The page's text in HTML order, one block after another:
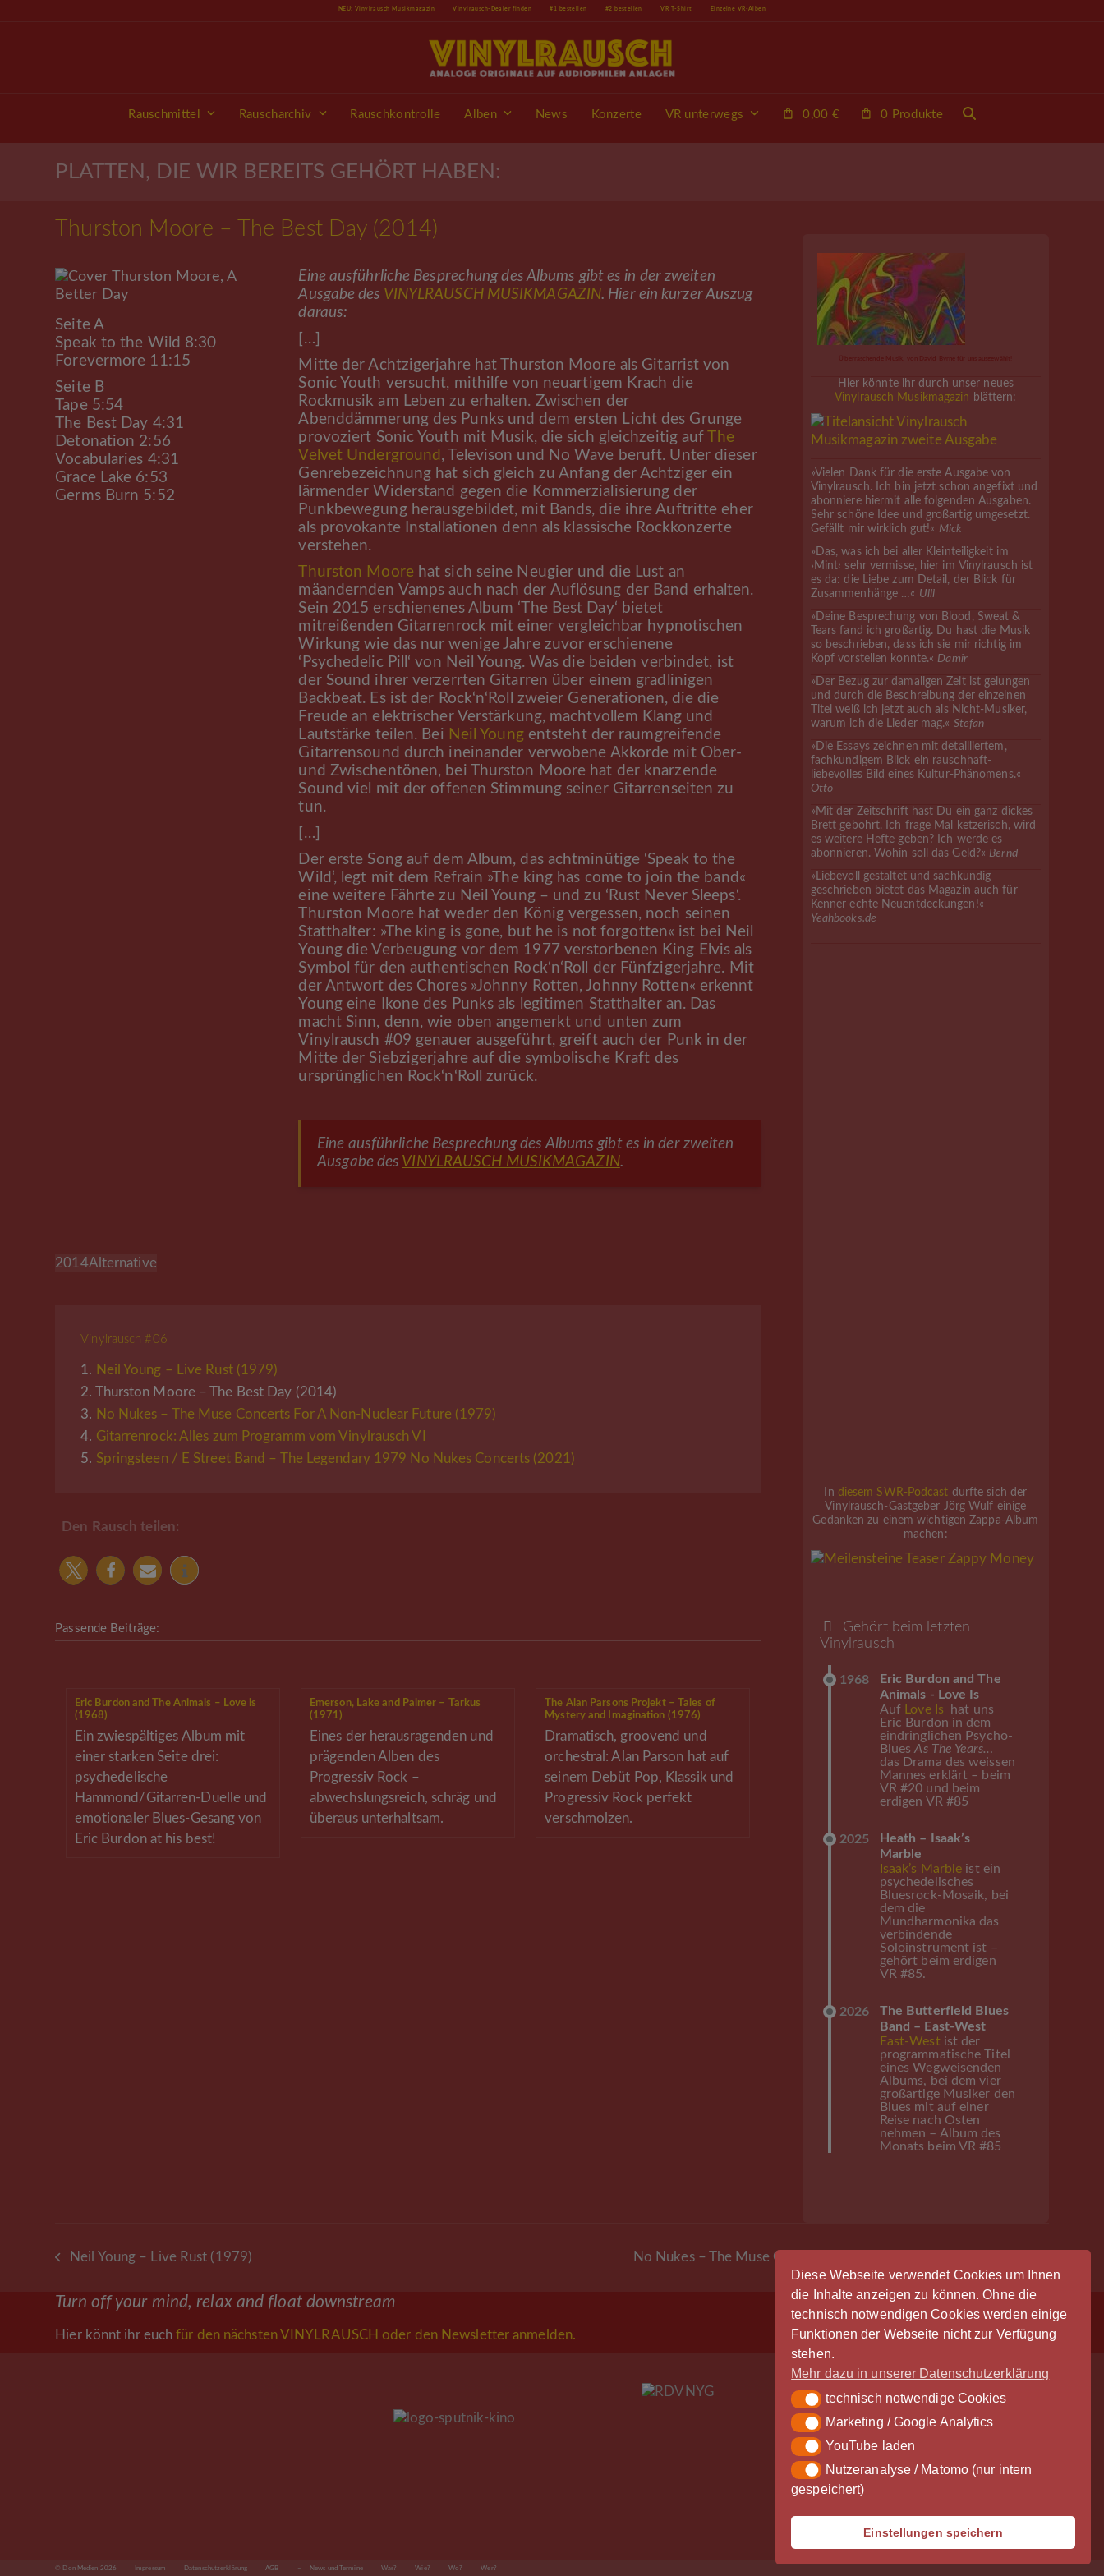
Diese Webseite verwendet Cookies um Ihnen
die Inhalte anzeigen zu können. Ohne die
technisch notwendigen Cookies werden einige
Funktionen der Webseite nicht zur Verfügung
stehen.
Mehr dazu in unserer Datenschutzerklärung
technisch notwendige Cookies
technisch notwendige Cookies
Marketing / Google Analytics
Marketing / Google Analytics
YouTube laden
YouTube laden
Nutzeranalyse / Matomo (nur intern gespeichert)
Nutzeranalyse / Matomo (nur intern
gespeichert)
Einstellungen speichern
NEU: Vinylrausch Musikmagazin Vinylrausch-Dealer finden #1 bestellen #2 bestellen VR T-Shirt Einzelne VR-Alben
Rauschmittel Rauscharchiv Rauschkontrolle Alben News Konzerte VR unterwegs 0,00 € 0 Produkte
PLATTEN, DIE WIR BEREITS GEHÖRT HABEN:
Thurston Moore – The Best Day (2014)
Seite A
Speak to the Wild 8:30
Forevermore 11:15
Seite B
Tape 5:54
The Best Day 4:31
Detonation 2:56
Vocabularies 4:31
Grace Lake 6:53
Germs Burn 5:52
Eine ausführliche Besprechung des Albums gibt es in der zweiten
Ausgabe des VINYLRAUSCH MUSIKMAGAZIN. Hier ein kurzer Auszug
daraus:
[…]
Mitte der Achtzigerjahre hat Thurston Moore als Gitarrist von
Sonic Youth versucht, mithilfe von neuartigem Krach die
Rockmusik am Leben zu erhalten. Zwischen der
Abenddämmerung des Punks und dem ersten Licht des Grunge
provoziert Sonic Youth mit Musik, die sich gleichzeitig auf The
Velvet Underground , Televison und No Wave beruft. Unter dieser
Genrebezeichnung hat sich gleich zu Anfang der Achtziger ein
lärmender Widerstand gegen die Kommerzialisierung der
Punkbewegung herausgebildet, mit Bands, die ihre Auftritte eher
als provokante Installationen denn als klassische Rockkonzerte
verstehen.
Thurston Moore hat sich seine Neugier und die Lust an
mäandernden Vamps auch nach der Auflösung der Band erhalten.
Sein 2015 erschienenes Album ‘The Best Day‘ bietet
mitreißenden Gitarrenrock mit einer vergleichbar hypnotischen
Wirkung wie das nur wenige Jahre zuvor erschienene
‘Psychedelic Pill‘ von Neil Young. Was die beiden verbindet, ist
der Sound ihrer verzerrten Gitarren über einem gradlinigen
Backbeat. Es ist der Rock‘n‘Roll zweier Generationen, die die
Freude an elektrischer Verstärkung, machtvollem Klang und
Lautstärke teilen. Bei Neil Youngentsteht der raumgreifende
Gitarrensound durch ineinander verwobene Akkorde mit Ober-
und Zwischentönen, bei Thurston Moore hat der knarzende
Sound viel mit der offenen Stimmung seiner Gitarrenseiten zu
tun.
[…]
Der erste Song auf dem Album, das achtminütige ‘Speak to the
Wild‘, legt mit dem Refrain »The king has come to join the band«
eine weitere Fährte zu Neil Young – und zu ‘Rust Never Sleeps‘.
Thurston Moore hat weder den König vergessen, noch seinen
Statthalter: »The king is gone, but he is not forgotten« ist bei Neil
Young die Verbeugung vor dem 1977 verstorbenen King Elvis als
Symbol für den authentischen Rock‘n‘Roll der Fünfzigerjahre. Mit
der Antwort des Chores »Johnny Rotten, Johnny Rotten« erkennt
Young eine Ikone des Punks als legitimen Statthalter an. Das
macht Sinn, denn, wie oben angemerkt und unten zum
Vinylrausch #09 genauer ausgeführt, greift auch der Punk in der
Mitte der Siebzigerjahre auf die symbolische Kraft des
ursprünglichen Rock‘n‘Roll zurück.
Eine ausführliche Besprechung des Albums gibt es in der zweiten
Ausgabe des VINYLRAUSCH MUSIKMAGAZIN.
2014Alternative
Vinylrausch #06
1. Neil Young – Live Rust (1979)
2. Thurston Moore – The Best Day (2014)
3. No Nukes – The Muse Concerts For A Non-Nuclear Future (1979)
4. Gitarrenrock: Alles zum Programm vom Vinylrausch VI
5. Springsteen / E Street Band – The Legendary 1979 No Nukes Concerts (2021)
Den Rausch teilen:
Passende Beiträge:
Eric Burdon and The Animals – Love is
(1968)
Ein zwiespältiges Album mit
einer starken Seite drei:
psychedelische
Hammond/Gitarren-Duelle und
emotionaler Blues-Gesang von
Eric Burdon at his best!
Emerson, Lake and Palmer – Tarkus
(1971)
Eines der herausragenden und
prägenden Alben des
Progressiv Rock –
abwechslungsreich, schräg und
überaus unterhaltsam.
The Alan Parsons Projekt – Tales of
Mystery and Imagination (1976)
Dramatisch, groovend und
orchestral: Alan Parson hat auf
seinem Debüt Pop, Klassik und
Progressiv Rock perfekt
verschmolzen.
Hier könnte ihr durch unser neues
Vinylrausch Musikmagazin blättern:
»Vielen Dank für die erste Ausgabe von
Vinylrausch. Ich bin jetzt schon angefixt und
abonniere hiermit alle folgenden Ausgaben.
Sehr schöne Idee und großartig umgesetzt.
Gefällt mir wirklich gut!« Mick
»Das, was ich bei aller Kleinteiligkeit im
›Mint‹ sehr vermisse, hier im Vinylrausch ist
es da: die Liebe zum Detail, der Blick für
Zusammenhänge …« Ulli
»Deine Besprechung von Blood, Sweat &
Tears fand ich großartig. Du hast die Musik
so beschrieben, dass ich sie mir richtig im
Kopf vorstellen konnte.« Damir
»Der Bezug zur damaligen Zeit ist gelungen
und durch die Beschreibung der einzelnen
Titel weiß ich jetzt auch als Nicht-Musiker,
warum ich die Lieder mag.« Stefan
»Die Essays zeichnen mit detailliertem,
fachkundigem Blick ein rauschhaft-
liebevolles Bild eines Kultur-Phänomens.«
Otto
»Mit der Zeitschrift hast Du ein ganz dickes
Brett gebohrt. Ich frage Mal ketzerisch, wird
es weitere Hefte geben? Ich werde es
abonnieren. Wohin soll das Geld?« Bernd
»Liebevoll gestaltet und sachkundig
geschrieben bietet das Magazin auch für
Kenner echte Neuentdeckungen!«
Yeahbooks.de
In diesem SWR-Podcast durfte sich der
Vinylrausch-Gastgeber Jörg Wulf einige
Gedanken zu einem wichtigen Zappa-Album
machen:
Gehört beim letzten
Vinylrausch
1968
Eric Burdon and The
Animals - Love Is
Auf
Love Is hat uns
Eric Burdon in dem
eindringlichen Psycho-
BluesAs The Years...
das Drama des weissen
Mannes erklärt – beim
VR #20 und beim
erdigen VR #85
2025
Heath – Isaak’s
Marble
Isaak’s Marble ist ein
psychedelisches
Bluesrock-Mosaik, bei
dem die
Mundharmonika das
verbindende
Soloinstrument ist –
gehört beim erdigen
VR #85.
2026
The Butterfield Blues
Band – East-West
East-Westist der
programmatische Titel
eines Wegweisenden
Albums, bei dem vier
großartige Musiker den
Blues mit auf einer
Reise nach Osten
nehmen – Album des
Monats beim VR #85
vorheriger
Neil Young – Live Rust (1979)
Nächster
No Nukes – The Muse Concerts For A Non-Nuclear Future (1979)
Turn off your mind, relax and float downstream
Hier könnt ihr euchfür den nächsten VINYLRAUSCH oder den Newsletter anmelden.
Anmeldung
Der Vinylrausch wäre nicht möglich
ohne die großzügige Unterstützung
durch unsere Partner - vielen Dank!
© Don Medien 2026 Impressum Datenschutzerklärung AGB – News und Termine Was? Wie? Wo? Wer?